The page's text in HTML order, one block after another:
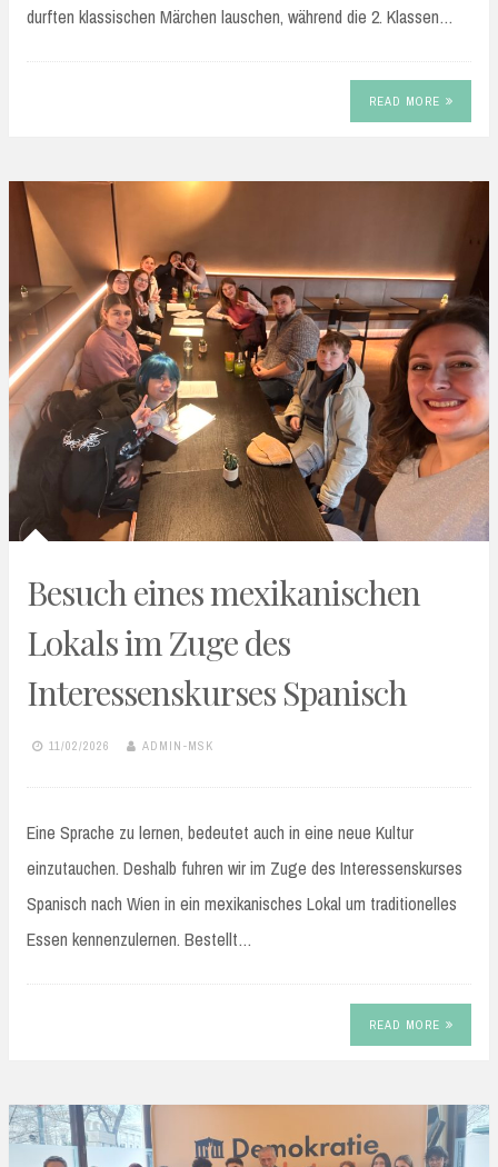
durften klassischen Märchen lauschen, während die 2. Klassen…
READ MORE
Besuch eines mexikanischen
Lokals im Zuge des
Interessenskurses Spanisch
11/02/2026 ADMIN-MSK
Eine Sprache zu lernen, bedeutet auch in eine neue Kultur
einzutauchen. Deshalb fuhren wir im Zuge des Interessenskurses
Spanisch nach Wien in ein mexikanisches Lokal um traditionelles
Essen kennenzulernen. Bestellt…
READ MORE